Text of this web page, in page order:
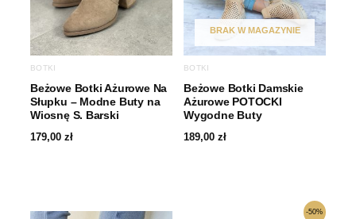
BOTKI
Beżowe Botki Ażurowe Na
Słupku – Modne Buty na
Wiosnę S. Barski
179,00 zł
BRAK W MAGAZYNIE
BOTKI
Beżowe Botki Damskie
Ażurowe POTOCKI
Wygodne Buty
189,00 zł
-50%
Aktualna